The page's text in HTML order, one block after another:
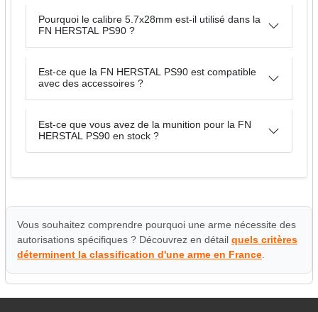
Pourquoi le calibre 5.7x28mm est-il utilisé dans la
FN HERSTAL PS90 ?
Est-ce que la FN HERSTAL PS90 est compatible
avec des accessoires ?
Est-ce que vous avez de la munition pour la FN
HERSTAL PS90 en stock ?
Vous souhaitez comprendre pourquoi une arme nécessite des
autorisations spécifiques ? Découvrez en détailquels critères
déterminent la classification d'une arme en France.